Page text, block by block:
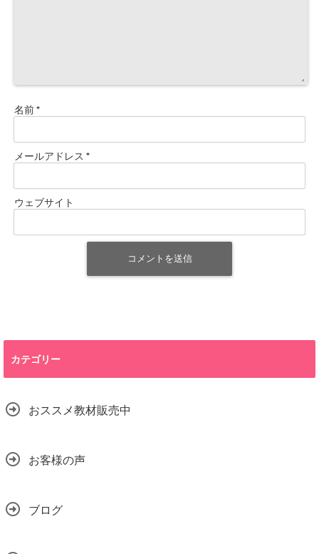
名前*
メールアドレス *
ウェブサイト
カテゴリー
おススメ教材販売中
お客様の声
ブログ